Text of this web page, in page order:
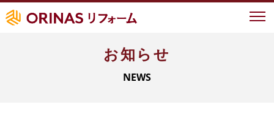
お知らせ
NEWS